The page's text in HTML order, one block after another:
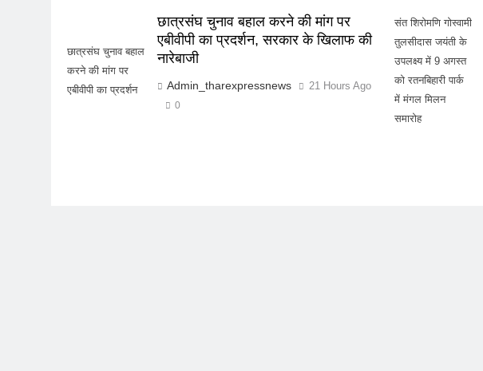
छात्रसंघ चुनाव बहाल
करने की मांग पर
एबीवीपी का प्रदर्शन
छात्रसंघ चुनाव बहाल करने की मांग पर
एबीवीपी का प्रदर्शन, सरकार के खिलाफ की
नारेबाजी
Admin_tharexpressnews 21 Hours Ago
0
संत शिरोमणि गोस्वामी
तुलसीदास जयंती के
उपलक्ष्य में 9 अगस्त
को रतनबिहारी पार्क
में मंगल मिलन
समारोह